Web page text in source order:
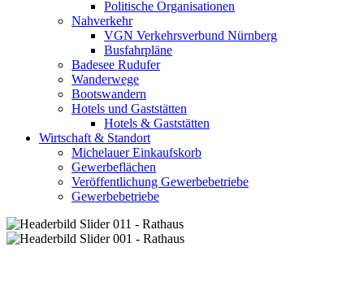
Politische Organisationen
Nahverkehr
VGN Verkehrsverbund Nürnberg
Busfahrpläne
Badesee Rudufer
Wanderwege
Bootswandern
Hotels und Gaststätten
Hotels & Gaststätten
Wirtschaft & Standort
Michelauer Einkaufskorb
Gewerbeflächen
Veröffentlichung Gewerbebetriebe
Gewerbebetriebe